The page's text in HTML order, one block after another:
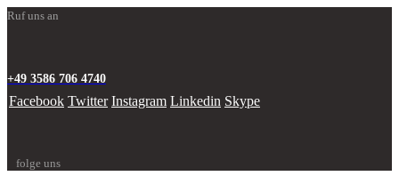
Ruf uns an
+49 3586 706 4740
Facebook Twitter Instagram Linkedin Skype
folge uns